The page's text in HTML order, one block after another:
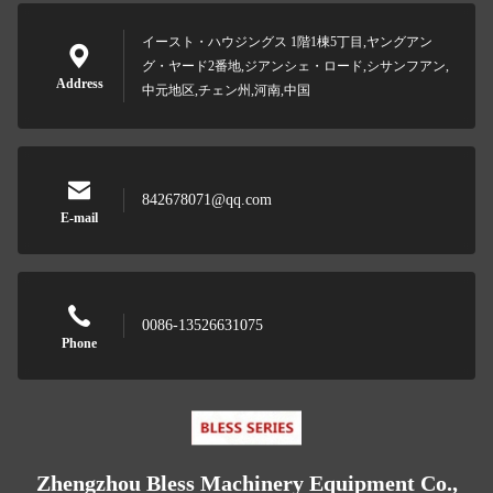
Address
イースト・ハウジングス 1階1棟5丁目,ヤングアン
グ・ヤード2番地,ジアンシェ・ロード,シサンフアン,
中元地区,チェン州,河南,中国
E-mail
842678071@qq.com
Phone
0086-13526631075
Zhengzhou Bless Machinery Equipment Co.,